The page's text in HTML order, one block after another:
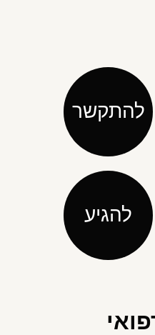
להתקשר
להגיע